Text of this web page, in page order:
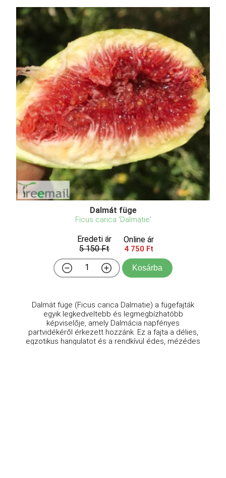
Dalmát füge
Ficus carica 'Dalmatie'
Eredeti ár
5 150 Ft
Online ár
4 750 Ft
Kosárba
Dalmát füge (Ficus carica Dalmatie) a fügefajták
egyik legkedveltebb és legmegbízhatóbb
képviselője, amely Dalmácia napfényes
partvidékéről érkezett hozzánk. Ez a fajta a délies,
egzotikus hangulatot és a rendkívül édes, mézédes